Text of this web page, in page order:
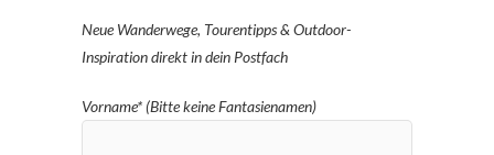
Neue Wanderwege, Tourentipps & Outdoor-
Inspiration direkt in dein Postfach
Vorname* (Bitte keine Fantasienamen)